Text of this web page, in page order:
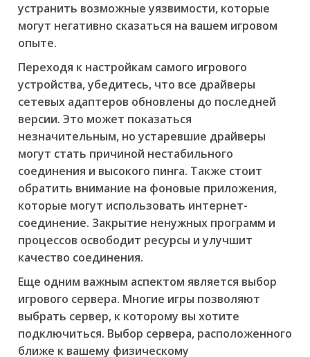
устранить возможные уязвимости, которые
могут негативно сказаться на вашем игровом
опыте.
Переходя к настройкам самого игрового
устройства, убедитесь, что все драйверы
сетевых адаптеров обновлены до последней
версии. Это может показаться
незначительным, но устаревшие драйверы
могут стать причиной нестабильного
соединения и высокого пинга. Также стоит
обратить внимание на фоновые приложения,
которые могут использовать интернет-
соединение. Закрытие ненужных программ и
процессов освободит ресурсы и улучшит
качество соединения.
Еще одним важным аспектом является выбор
игрового сервера. Многие игры позволяют
выбрать сервер, к которому вы хотите
подключиться. Выбор сервера, расположенного
ближе к вашему физическому